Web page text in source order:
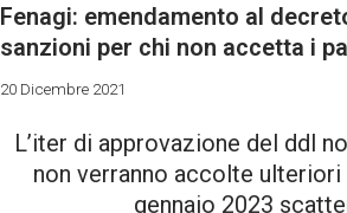
Fenagi: emendamento al
sanzioni per chi non accetta i
20 Dicembre 2021
L’iter di approvazione del ddl
non verranno accolte
gennaio 2023